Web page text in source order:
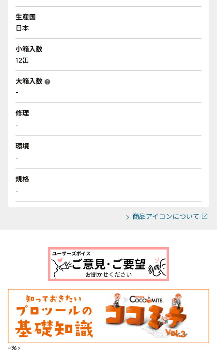
生産国
日本
小箱入数
12缶
大箱入数 help
-
修理
-
環境
-
規格
-
商品アイコンについて
--%>